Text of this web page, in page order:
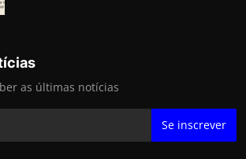
as últimas notícias
Se inscrever